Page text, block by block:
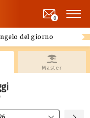
del giorno
0
Master